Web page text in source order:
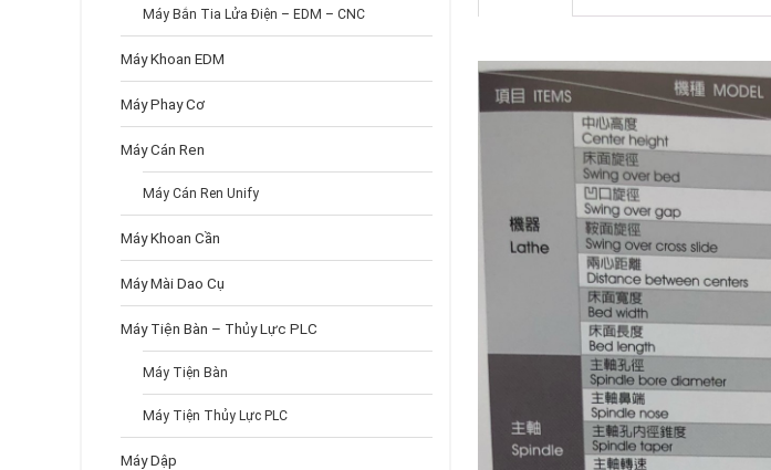
Máy Bắn Tia Lửa Điện – EDM – CNC
Máy Khoan EDM
Máy Phay Cơ
Máy Cán Ren
Máy Cán Ren Unify
Máy Khoan Cần
Máy Mài Dao Cụ
Máy Tiện Bàn – Thủy Lực PLC
Máy Tiện Bàn
Máy Tiện Thủy Lực PLC
Máy Dập